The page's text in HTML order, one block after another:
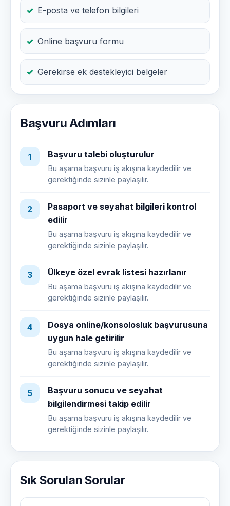
E-posta ve telefon bilgileri
Online başvuru formu
Gerekirse ek destekleyici belgeler
Başvuru Adımları
1 Başvuru talebi oluşturulur
Bu aşama başvuru iş akışına kaydedilir ve
gerektiğinde sizinle paylaşılır.
2
Pasaport ve seyahat bilgileri kontrol
edilir
Bu aşama başvuru iş akışına kaydedilir ve
gerektiğinde sizinle paylaşılır.
3 Ülkeye özel evrak listesi hazırlanır
Bu aşama başvuru iş akışına kaydedilir ve
gerektiğinde sizinle paylaşılır.
4
Dosya online/konsolosluk başvurusuna
uygun hale getirilir
Bu aşama başvuru iş akışına kaydedilir ve
gerektiğinde sizinle paylaşılır.
5
Başvuru sonucu ve seyahat
bilgilendirmesi takip edilir
Bu aşama başvuru iş akışına kaydedilir ve
gerektiğinde sizinle paylaşılır.
Sık Sorulan Sorular